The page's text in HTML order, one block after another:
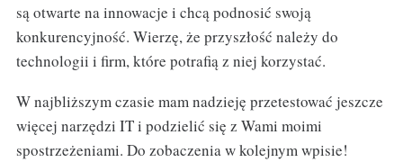
są otwarte na innowacje i chcą podnosić swoją
konkurencyjność. Wierzę, że przyszłość należy do
technologii i firm, które potrafią z niej korzystać.
W najbliższym czasie mam nadzieję przetestować jeszcze
więcej narzędzi IT i podzielić się z Wami moimi
spostrzeżeniami. Do zobaczenia w kolejnym wpisie!